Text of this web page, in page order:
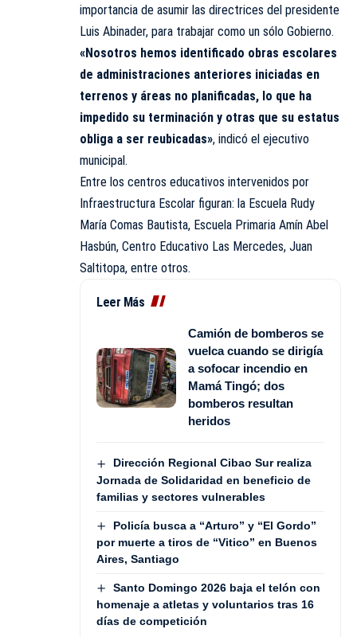
importancia de asumir las directrices del presidente
Luis Abinader, para trabajar como un sólo Gobierno.
«Nosotros hemos identificado obras escolares
de administraciones anteriores iniciadas en
terrenos y áreas no planificadas, lo que ha
impedido su terminación y otras que su estatus
obliga a ser reubicadas», indicó el ejecutivo
municipal.
Entre los centros educativos intervenidos por
Infraestructura Escolar figuran: la Escuela Rudy
María Comas Bautista, Escuela Primaria Amín Abel
Hasbún, Centro Educativo Las Mercedes, Juan
Saltitopa, entre otros.
Leer Más
Camión de bomberos se
vuelca cuando se dirigía
a sofocar incendio en
Mamá Tingó; dos
bomberos resultan
heridos
Dirección Regional Cibao Sur realiza
Jornada de Solidaridad en beneficio de
familias y sectores vulnerables
Policía busca a “Arturo” y “El Gordo”
por muerte a tiros de “Vitico” en Buenos
Aires, Santiago
Santo Domingo 2026 baja el telón con
homenaje a atletas y voluntarios tras 16
días de competición